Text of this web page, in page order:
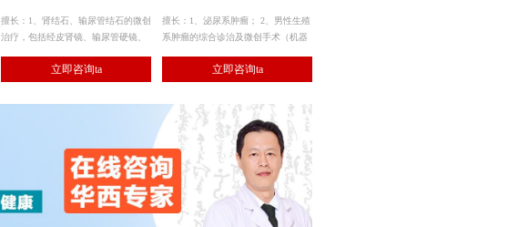
擅长：1、肾结石、输尿管结石的微创
治疗，包括经皮肾镜、输尿管硬镜、
结石的手术治疗。立即咨询ta
擅长：1、泌尿系肿瘤； 2、男性生殖
系肿瘤的综合诊治及微创手术（机器
立即咨询ta